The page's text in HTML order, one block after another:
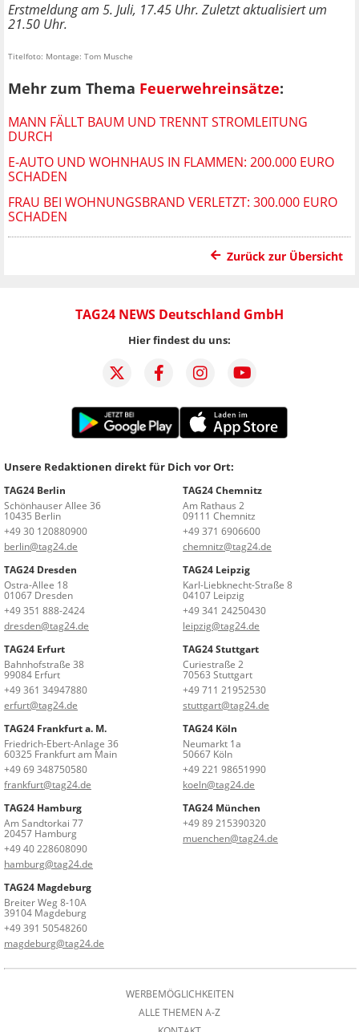
Erstmeldung am 5. Juli, 17.45 Uhr. Zuletzt aktualisiert um
21.50 Uhr.
Titelfoto: Montage: Tom Musche
Mehr zum Thema Feuerwehreinsätze:
MANN FÄLLT BAUM UND TRENNT STROMLEITUNG
DURCH
E-AUTO UND WOHNHAUS IN FLAMMEN: 200.000 EURO
SCHADEN
FRAU BEI WOHNUNGSBRAND VERLETZT: 300.000 EURO
SCHADEN
Zurück zur Übersicht
TAG24 NEWS Deutschland GmbH
Hier findest du uns:
Unsere Redaktionen direkt für Dich vor Ort:
TAG24 Berlin
Schönhauser Allee 36
10435 Berlin
+49 30 120880900
berlin@tag24.de
TAG24 Chemnitz
Am Rathaus 2
09111 Chemnitz
+49 371 6906600
chemnitz@tag24.de
TAG24 Dresden
Ostra-Allee 18
01067 Dresden
+49 351 888-2424
dresden@tag24.de
TAG24 Leipzig
Karl-Liebknecht-Straße 8
04107 Leipzig
+49 341 24250430
leipzig@tag24.de
TAG24 Erfurt
Bahnhofstraße 38
99084 Erfurt
+49 361 34947880
erfurt@tag24.de
TAG24 Stuttgart
Curiestraße 2
70563 Stuttgart
+49 711 21952530
stuttgart@tag24.de
TAG24 Frankfurt a. M.
Friedrich-Ebert-Anlage 36
60325 Frankfurt am Main
+49 69 348750580
frankfurt@tag24.de
TAG24 Köln
Neumarkt 1a
50667 Köln
+49 221 98651990
koeln@tag24.de
TAG24 Hamburg
Am Sandtorkai 77
20457 Hamburg
+49 40 228608090
hamburg@tag24.de
TAG24 München
+49 89 215390320
muenchen@tag24.de
TAG24 Magdeburg
Breiter Weg 8-10A
39104 Magdeburg
+49 391 50548260
magdeburg@tag24.de
WERBEMÖGLICHKEITEN
ALLE THEMEN A-Z